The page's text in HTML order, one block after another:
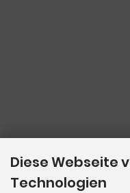
Diese Webseite
Technologien